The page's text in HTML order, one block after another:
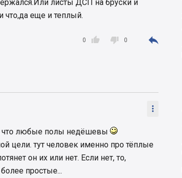
листы ДСП на бруски и
что,да еще и теплый.

0  0 

что любые полы недёшевы
цели. тут человек именно про тёплые
он их или нет. Если нет, то,
простые...